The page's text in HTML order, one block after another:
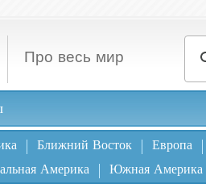
Про весь мир
Ближний Восток Европа
Америка Южная Америка